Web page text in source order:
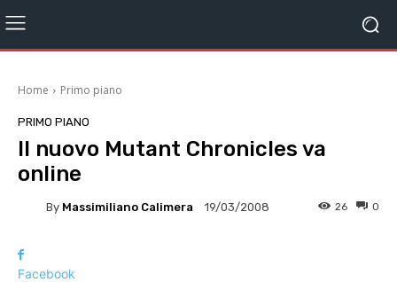
Home Primo piano
PRIMO PIANO
Il nuovo Mutant Chronicles va
online
By Massimiliano Calimera 19/03/2008 0
26
Facebook